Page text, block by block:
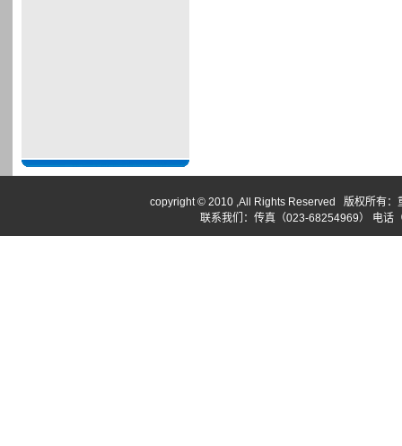
copyright © 2010 ,All Rights Reserved 版权所有：
联系我们：传真（023-68254969） 电话